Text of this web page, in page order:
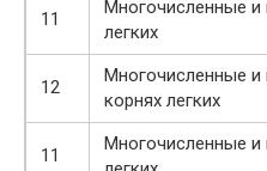
11
Многочисленные и
легких
12
Многочисленные и
корнях легких
11
Многочисленные и